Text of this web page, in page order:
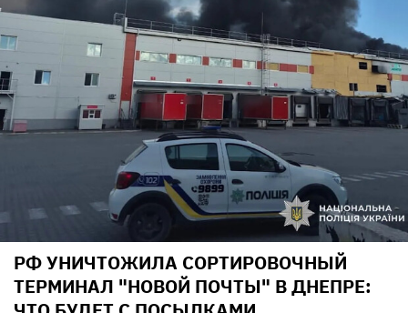
РФ УНИЧТОЖИЛА СОРТИРОВОЧНЫЙ
ТЕРМИНАЛ "НОВОЙ ПОЧТЫ" В ДНЕПРЕ: